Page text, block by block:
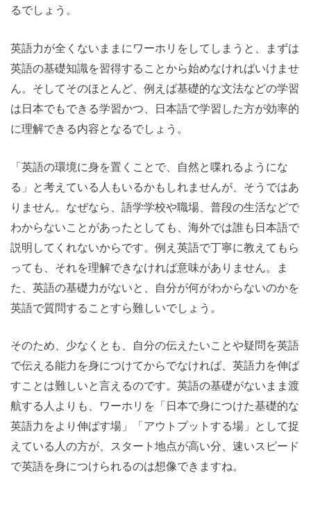
るでしょう。
英語力が全くないままにワーホリをしてしまうと、まずは
英語の基礎知識を習得することから始めなければいけませ
ん。そしてそのほとんど、例えば基礎的な文法などの学習
は日本でもできる学習かつ、日本語で学習した方が効率的
に理解できる内容となるでしょう。
「英語の環境に身を置くことで、自然と喋れるようにな
る」と考えている人もいるかもしれませんが、そうではあ
りません。なぜなら、語学学校や職場、普段の生活などで
わからないことがあったとしても、海外では誰も日本語で
説明してくれないからです。例え英語で丁寧に教えてもら
っても、それを理解できなければ意味がありません。ま
た、英語の基礎力がないと、自分が何がわからないのかを
英語で質問することすら難しいでしょう。
そのため、少なくとも、自分の伝えたいことや疑問を英語
で伝える能力を身につけてからでなければ、英語力を伸ば
すことは難しいと言えるのです。英語の基礎がないまま渡
航する人よりも、ワーホリを「日本で身につけた基礎的な
英語力をより伸ばす場」「アウトプットする場」として捉
えている人の方が、スタート地点が高い分、速いスピード
で英語を身につけられるのは想像できますね。